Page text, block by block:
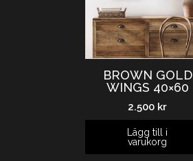
BROWN GOLD
WINGS 40×60
2.500 kr
Lägg till i
varukorg